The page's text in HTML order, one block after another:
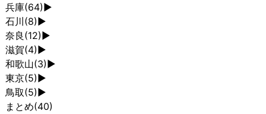
兵庫(64) ►
石川 (8) ►
奈良 (12) ►
滋賀(4) ►
和歌山(3) ►
東京(5) ►
鳥取(5) ►
まとめ(40)